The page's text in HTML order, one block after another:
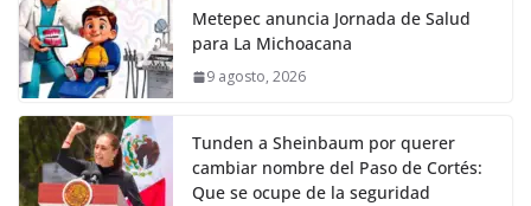
Metepec anuncia Jornada de Salud
para La Michoacana
9 agosto, 2026
Tunden a Sheinbaum por querer
cambiar nombre del Paso de Cortés:
Que se ocupe de la seguridad